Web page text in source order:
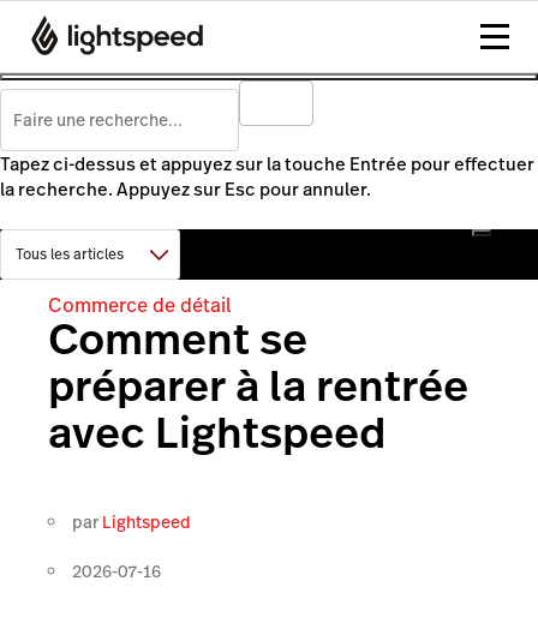
Tapez ci-dessus et appuyez sur la touche Entrée pour effectuer
la recherche. Appuyez sur Esc pour annuler.
Commerce de détail
Comment se
préparer à la rentrée
avec Lightspeed
par Lightspeed
2026-07-16